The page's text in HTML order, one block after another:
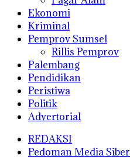
Ekonomi
Kriminal
Pemprov Sumsel
Rillis Pemprov
Palembang
Pendidikan
Peristiwa
Politik
Advertorial
REDAKSI
Pedoman Media Siber